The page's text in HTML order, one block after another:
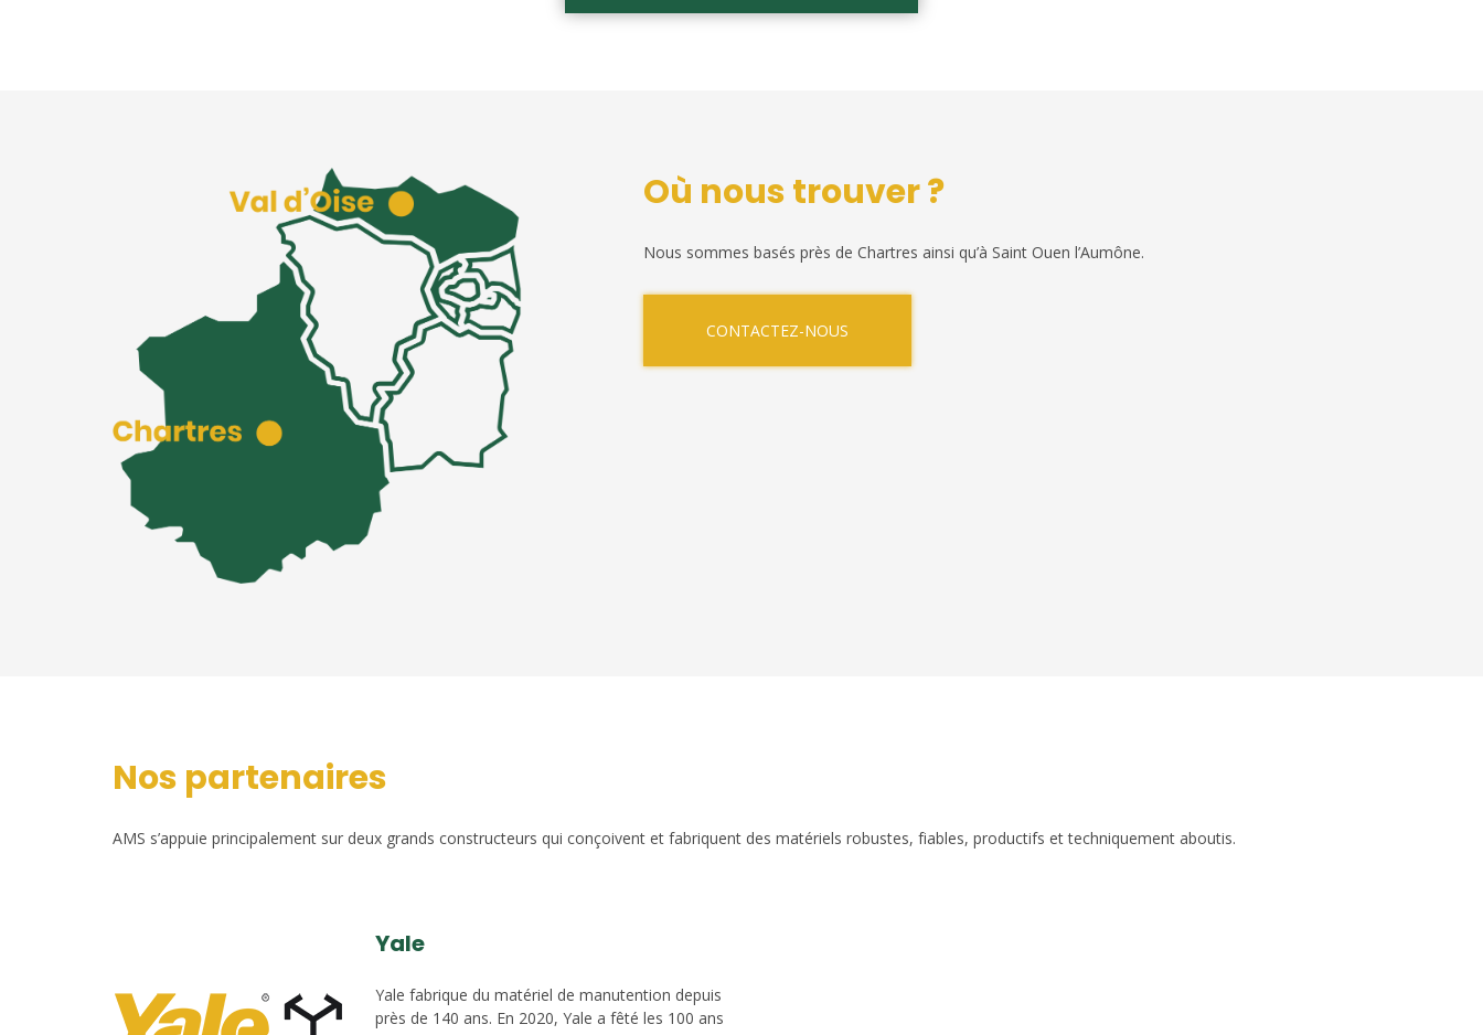
Où nous trouver ?
Nous sommes basés près de Chartres ainsi qu’à Saint Ouen l’Aumône.
CONTACTEZ-NOUS
Nos partenaires
AMS s’appuie principalement sur deux grands constructeurs qui conçoivent et fabriquent des matériels robustes, fiables, productifs et techniquement aboutis.
Yale
Yale fabrique du matériel de manutention depuis
près de 140 ans. En 2020, Yale a fêté les 100 ans